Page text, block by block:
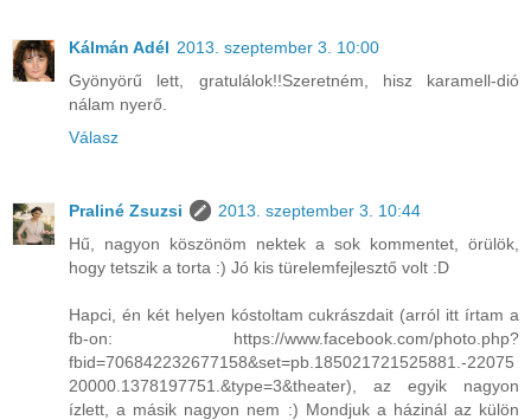
Kálmán Adél 2013. szeptember 3. 10:00
Gyönyörű lett, gratulálok!!Szeretném, hisz karamell-dió
nálam nyerő.
Válasz
Praliné Zsuzsi
2013. szeptember 3. 10:44
Hű, nagyon köszönöm nektek a sok kommentet, örülök,
hogy tetszik a torta :) Jó kis türelemfejlesztő volt :D
Hapci, én két helyen kóstoltam cukrászdait (arról itt írtam a
fb-on: https://www.facebook.com/photo.php?
fbid=706842232677158&set=pb.185021721525881.-22075
20000.1378197751.&type=3&theater), az egyik nagyon
ízlett, a másik nagyon nem :) Mondjuk a házinál az külön